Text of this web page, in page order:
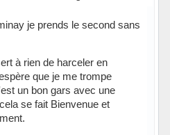
je prends le second sans
à rien de harceler en
que je me trompe
un bon gars avec une
se fait Bienvenue et